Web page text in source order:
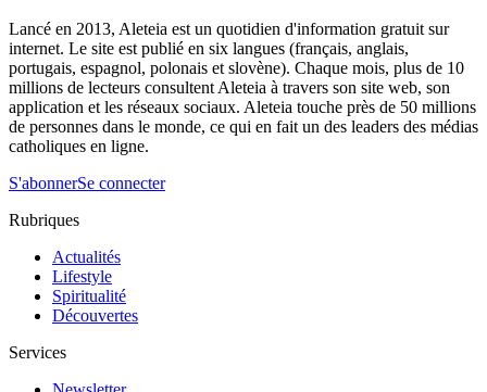
Lancé en 2013, Aleteia est un quotidien d'information gratuit sur
internet. Le site est publié en six langues (français, anglais,
portugais, espagnol, polonais et slovène). Chaque mois, plus de 10
millions de lecteurs consultent Aleteia à travers son site web, son
application et les réseaux sociaux. Aleteia touche près de 50 millions
de personnes dans le monde, ce qui en fait un des leaders des médias
catholiques en ligne.
S'abonnerSe connecter
Rubriques
Actualités
Lifestyle
Spiritualité
Découvertes
Services